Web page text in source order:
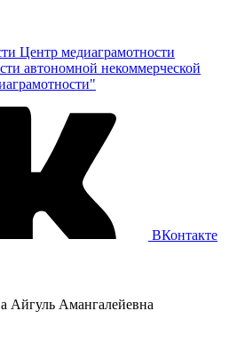
Центр медиаграмотности
автономной некоммерческой
ВКонтакте
Айгуль Амангалейевна